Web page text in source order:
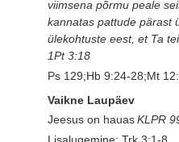
viimsena põrmu peale
kannatas pattude pärast
ülekohtuste eest, et Ta
1Pt 3:18
Ps 129;Hb 9:24-28;Mt
Vaikne Laupäev
Jeesus on hauasKLPR
Lisalugemine: Trk 3:1-8